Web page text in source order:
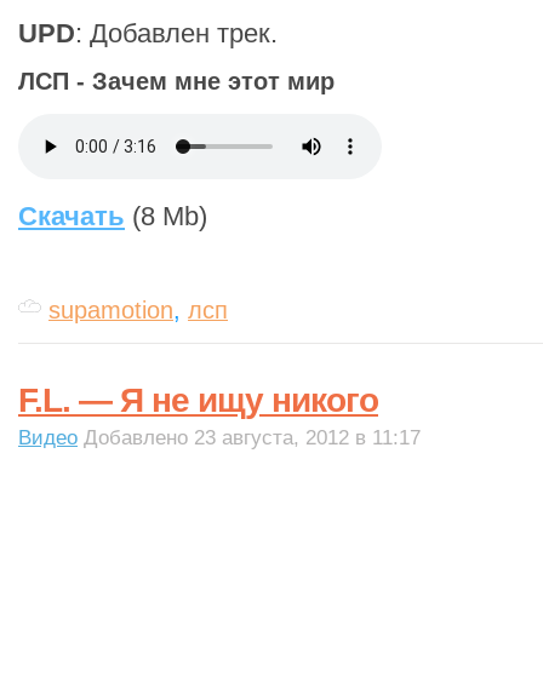
UPD: Добавлен трек.
ЛСП - Зачем мне этот мир
Скачать (8 Mb)
supamotion, лсп
F.L. — Я не ищу никого
Видео Добавлено 23 августа, 2012 в 11:17